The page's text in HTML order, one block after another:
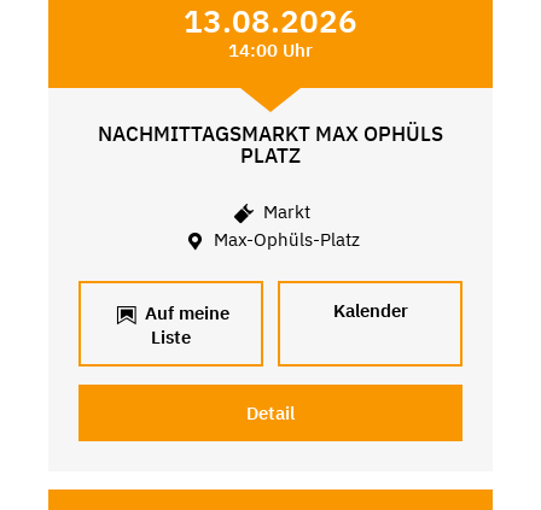
13.08.2026
14:00 Uhr
NACHMITTAGSMARKT MAX OPHÜLS
PLATZ
Markt
Max-Ophüls-Platz
Auf meine
Liste
Kalender
Detail